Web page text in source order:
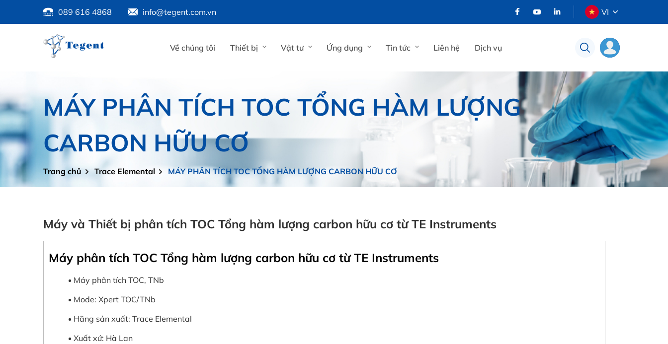
089 616 4868 info@tegent.com.vn VI
Về chúng tôi Thiết bị Vật tư Ứng dụng Tin tức Liên hệ Dịch vụ
MÁY PHÂN TÍCH TOC TỔNG HÀM LƯỢNG
CARBON HỮU CƠ
Trang chủ Trace Elemental MÁY PHÂN TÍCH TOC TỔNG HÀM LƯỢNG CARBON HỮU CƠ
Máy và Thiết bị phân tích TOC Tổng hàm lượng carbon hữu cơ từ TE Instruments
Máy phân tích TOC Tổng hàm lượng carbon hữu cơ từ TE Instruments
Máy phân tích TOC, TNb
Mode: Xpert TOC/TNb
Hãng sản xuất: Trace Elemental
Xuất xứ: Hà Lan